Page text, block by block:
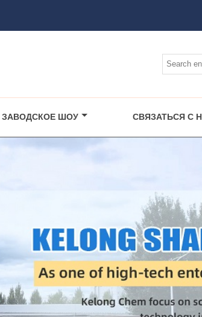
ЗАВОДСКОЕ ШОУ СВЯЗАТЬСЯ С